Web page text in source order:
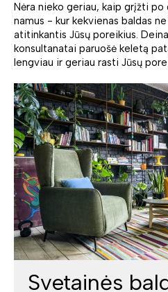
Nėra nieko geriau, kaip grįžti po
namus - kur kekvienas baldas
atitinkantis Jūsų poreikius.
konsultanatai paruošė keletą
lengviau ir geriau rasti Jūsų
Svetainės